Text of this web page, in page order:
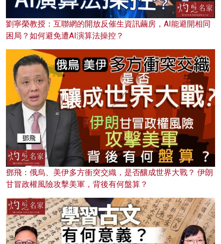
劉寧榮教授：互聯網的開放反催生資訊繭房，AI能避開相同
困局？如何避免遭AI演算法操控？
鄧飛：俄烏、美伊多方衝突交織，是否釀成世界大戰？ 伊朗
甘冒政權風險攻擊美軍，背後有何盤算？